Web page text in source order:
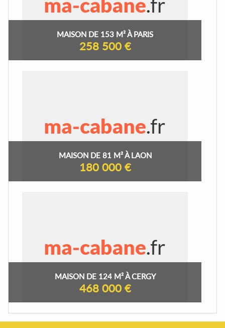
MAISON DE 153 M² À PARIS
258 500 €
MAISON DE 81 M² À LAON
180 000 €
MAISON DE 124 M² À CERGY
468 000 €